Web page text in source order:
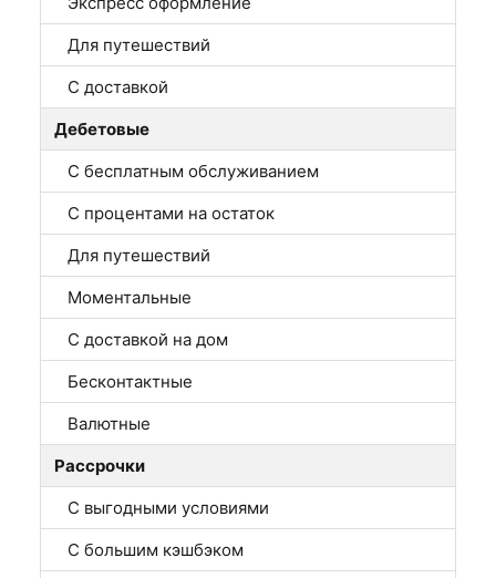
Для путешествий
С доставкой
Дебетовые
С бесплатным обслуживанием
С процентами на остаток
Для путешествий
Моментальные
С доставкой на дом
Бесконтактные
Валютные
Рассрочки
С выгодными условиями
С большим кэшбэком